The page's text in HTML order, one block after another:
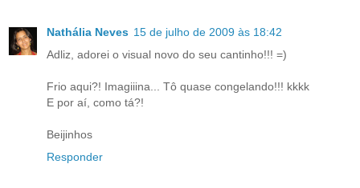
Nathália Neves 15 de julho de 2009 às 18:42
Adliz, adorei o visual novo do seu cantinho!!! =)
Frio aqui?! Imagiiina... Tô quase congelando!!! kkkk
E por aí, como tá?!
Beijinhos
Responder